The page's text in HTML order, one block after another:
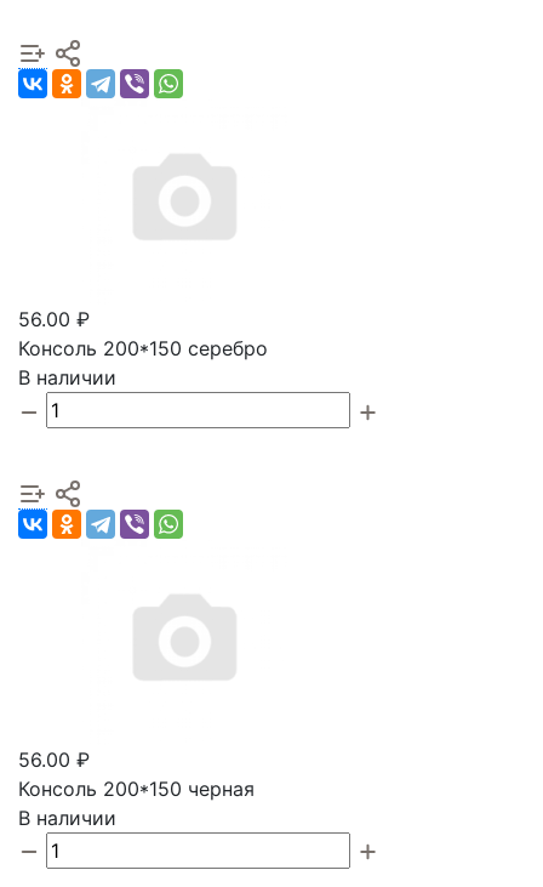
56.00 ₽
Консоль 200*150 серебро
В наличии
56.00 ₽
Консоль 200*150 черная
В наличии